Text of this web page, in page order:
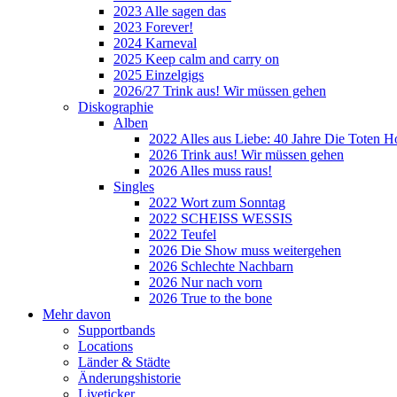
2023 Alle sagen das
2023 Forever!
2024 Karneval
2025 Keep calm and carry on
2025 Einzelgigs
2026/27 Trink aus! Wir müssen gehen
Diskographie
Alben
2022 Alles aus Liebe: 40 Jahre Die Toten
2026 Trink aus! Wir müssen gehen
2026 Alles muss raus!
Singles
2022 Wort zum Sonntag
2022 SCHEISS WESSIS
2022 Teufel
2026 Die Show muss weitergehen
2026 Schlechte Nachbarn
2026 Nur nach vorn
2026 True to the bone
Mehr davon
Supportbands
Locations
Länder & Städte
Änderungshistorie
Liveticker